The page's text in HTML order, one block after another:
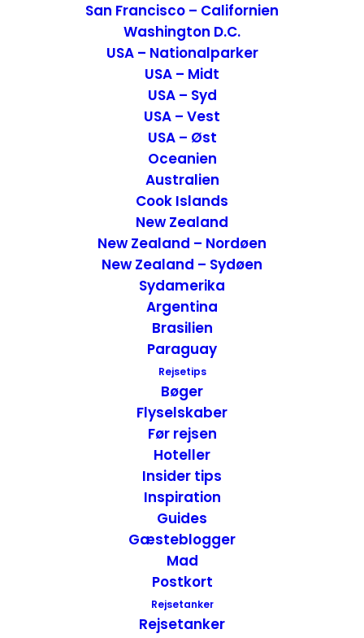
San Francisco – Californien
Washington D.C.
USA – Nationalparker
USA – Midt
USA – Syd
USA – Vest
USA – Øst
Oceanien
Australien
Cook Islands
New Zealand
New Zealand – Nordøen
New Zealand – Sydøen
Sydamerika
Argentina
Brasilien
Paraguay
Rejsetips
Bøger
Flyselskaber
Før rejsen
Hoteller
Insider tips
Inspiration
Guides
Gæsteblogger
Mad
Postkort
Rejsetanker
Rejsetanker
Oplevelser i Amarillo og omegn – Texas, USA
USA - Syd USA - Nationalparker
12 oplevelser i South Dakota – USA
Inspiration
Insider Tips